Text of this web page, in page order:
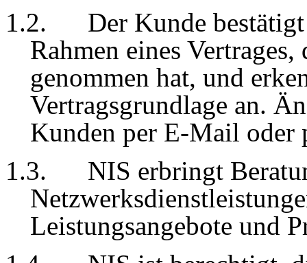
1.2.
Der Kunde
Rahmen eines
genommen hat, und
Vertragsgrundlage an.
Kunden per E-Mail
1.3.
NIS erbringt
Leistungsangebote und